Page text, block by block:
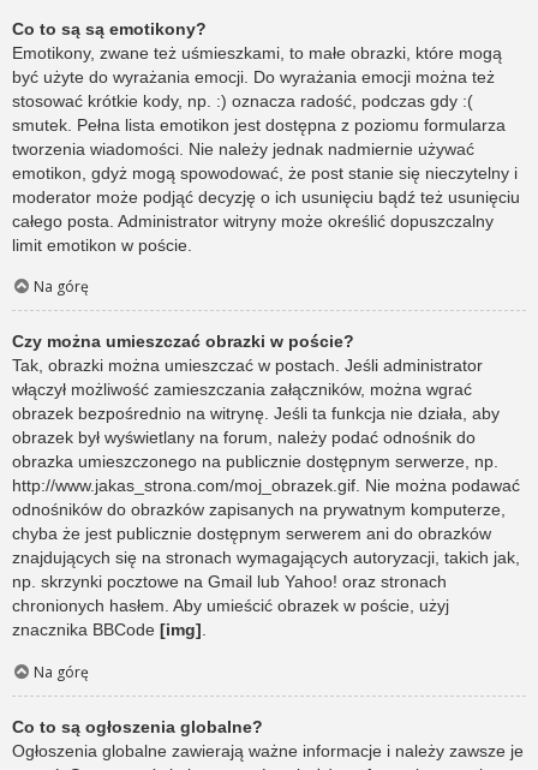
Co to są są emotikony?
Emotikony, zwane też uśmieszkami, to małe obrazki, które mogą
być użyte do wyrażania emocji. Do wyrażania emocji można też
stosować krótkie kody, np. :) oznacza radość, podczas gdy :(
smutek. Pełna lista emotikon jest dostępna z poziomu formularza
tworzenia wiadomości. Nie należy jednak nadmiernie używać
emotikon, gdyż mogą spowodować, że post stanie się nieczytelny i
moderator może podjąć decyzję o ich usunięciu bądź też usunięciu
całego posta. Administrator witryny może określić dopuszczalny
limit emotikon w poście.
Na górę
Czy można umieszczać obrazki w poście?
Tak, obrazki można umieszczać w postach. Jeśli administrator
włączył możliwość zamieszczania załączników, można wgrać
obrazek bezpośrednio na witrynę. Jeśli ta funkcja nie działa, aby
obrazek był wyświetlany na forum, należy podać odnośnik do
obrazka umieszczonego na publicznie dostępnym serwerze, np.
http://www.jakas_strona.com/moj_obrazek.gif. Nie można podawać
odnośników do obrazków zapisanych na prywatnym komputerze,
chyba że jest publicznie dostępnym serwerem ani do obrazków
znajdujących się na stronach wymagających autoryzacji, takich jak,
np. skrzynki pocztowe na Gmail lub Yahoo! oraz stronach
chronionych hasłem. Aby umieścić obrazek w poście, użyj
znacznika BBCode [img].
Na górę
Co to są ogłoszenia globalne?
Ogłoszenia globalne zawierają ważne informacje i należy zawsze je